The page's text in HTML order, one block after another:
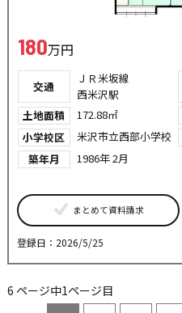
180万円
交通
ＪＲ米坂線
西米沢駅
土地面積 172.88㎡
小学校区
米沢市立西部小学校
築年月
1986年 2月
まとめて資料請求
登録日：2026/5/25
6 ページ中1ページ目